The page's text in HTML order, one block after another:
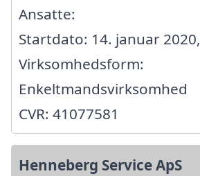
Ansatte:
Startdato: 14. januar 2020,
Virksomhedsform:
Enkeltmandsvirksomhed
CVR: 41077581
Henneberg Service ApS